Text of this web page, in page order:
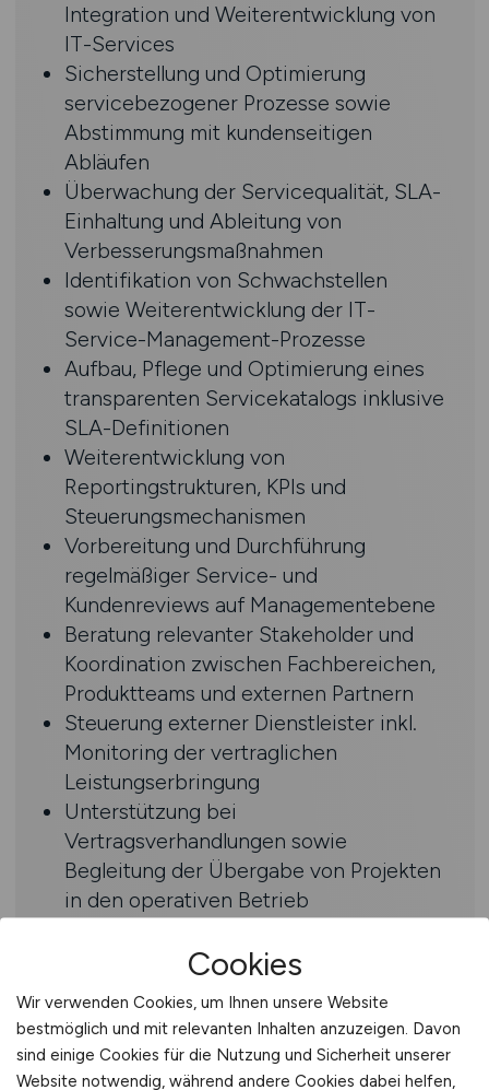
Integration und Weiterentwicklung von
IT-Services
Sicherstellung und Optimierung
servicebezogener Prozesse sowie
Abstimmung mit kundenseitigen
Abläufen
Überwachung der Servicequalität, SLA-
Einhaltung und Ableitung von
Verbesserungsmaßnahmen
Identifikation von Schwachstellen
sowie Weiterentwicklung der IT-
Service-Management-Prozesse
Aufbau, Pflege und Optimierung eines
transparenten Servicekatalogs inklusive
SLA-Definitionen
Weiterentwicklung von
Reportingstrukturen, KPIs und
Steuerungsmechanismen
Vorbereitung und Durchführung
regelmäßiger Service- und
Kundenreviews auf Managementebene
Beratung relevanter Stakeholder und
Koordination zwischen Fachbereichen,
Produktteams und externen Partnern
Steuerung externer Dienstleister inkl.
Monitoring der vertraglichen
Leistungserbringung
Unterstützung bei
Vertragsverhandlungen sowie
Begleitung der Übergabe von Projekten
in den operativen Betrieb
Fundierte Berufserfahrung im IT-
Service-Management, idealerweise
durch ITIL-Zertifizierungen untermauert
Cookies
Wir verwenden Cookies, um Ihnen unsere Website
bestmöglich und mit relevanten Inhalten anzuzeigen. Davon
sind einige Cookies für die Nutzung und Sicherheit unserer
Website notwendig, während andere Cookies dabei helfen,